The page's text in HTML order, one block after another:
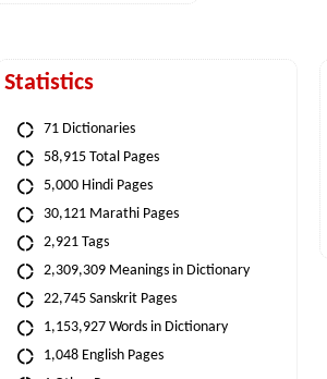
Statistics
71 Dictionaries
58,915 Total Pages
5,000 Hindi Pages
30,121 Marathi Pages
2,921 Tags
2,309,309 Meanings in Dictionary
22,745 Sanskrit Pages
1,153,927 Words in Dictionary
1,048 English Pages